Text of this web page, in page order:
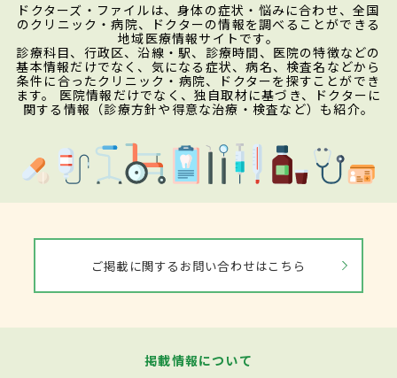
ドクターズ・ファイルは、身体の症状・悩みに合わせ、全国
のクリニック・病院、ドクターの情報を調べることができる
地域医療情報サイトです。
診療科目、行政区、沿線・駅、診療時間、医院の特徴などの
基本情報だけでなく、気になる症状、病名、検査名などから
条件に合ったクリニック・病院、ドクターを探すことができ
ます。 医院情報だけでなく、独自取材に基づき、ドクターに
関する情報（診療方針や得意な治療・検査など）も紹介。
ご掲載に関するお問い合わせはこちら
掲載情報について